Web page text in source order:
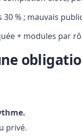
% ; mauvais
+ modules par
privé.